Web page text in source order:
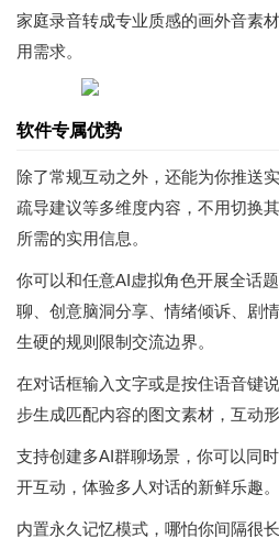
家庭录音转成专业质感的画外音素
用需求。
软件专属优势
除了常规互动之外，还能为你推送
疏导建议等多维度内容，不用切换
所需的实用信息。
你可以和任意AI虚拟角色开展全话
聊、创意脑洞分享、情绪倾诉、剧
生硬的规则限制交流边界。
在对话框输入文字或是按住语音键
步生成匹配内容的图文素材，互动
支持创建多AI群聊场景，你可以同
开互动，体验多人对话的新鲜乐趣。
内置永久记忆模式，哪怕你间隔很